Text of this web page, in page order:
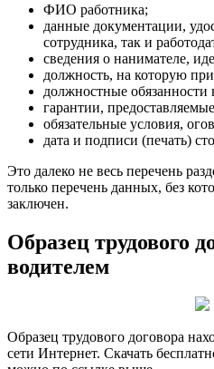
ФИО работника;
данные документации,
сотрудника, так и
сведения о нанимателе,
должность, на которую
должностные
гарантии,
обязательные условия,
дата и подписи (печать)
Это далеко не весь перечень
только перечень данных, без
заключен.
Образец трудового
водителем
Образец трудового договора
сети Интернет. Скачать